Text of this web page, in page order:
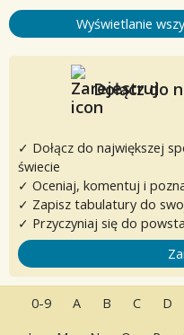
Wyświetlanie
Dołącz do
✓ Dołącz do największej
świecie
✓ Oceniaj, komentuj i
✓ Zapisz tabulatury do
✓ Przyczyniaj się do
0-9 A B C D